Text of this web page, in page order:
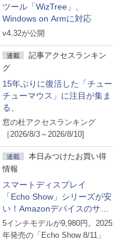
ツール「WizTree」、
Windows on Armに対応
v4.32が公開
連載
記事アクセスランキン
グ
15年ぶりに復活した「チュー
チューマウス」に注目が集ま
る、
窓の杜アクセスランキング
［2026/8/3～2026/8/10]
連載
本日みつけたお買い得
情報
スマートディスプレイ
「Echo Show」シリーズが安
い！Amazonデバイスのサマ
ーセール
5インチモデルが9,980円。2025
年発売の「Echo Show 8/11」